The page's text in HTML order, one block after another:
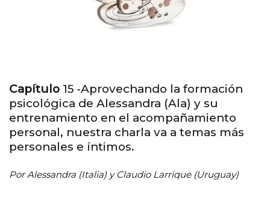
Capítulo 15 -Aprovechando la formación
psicológica de Alessandra (Ala) y su
entrenamiento en el acompañamiento
personal, nuestra charla va a temas más
personales e íntimos.
Por Alessandra (Italia) y Claudio Larrique (Uruguay)